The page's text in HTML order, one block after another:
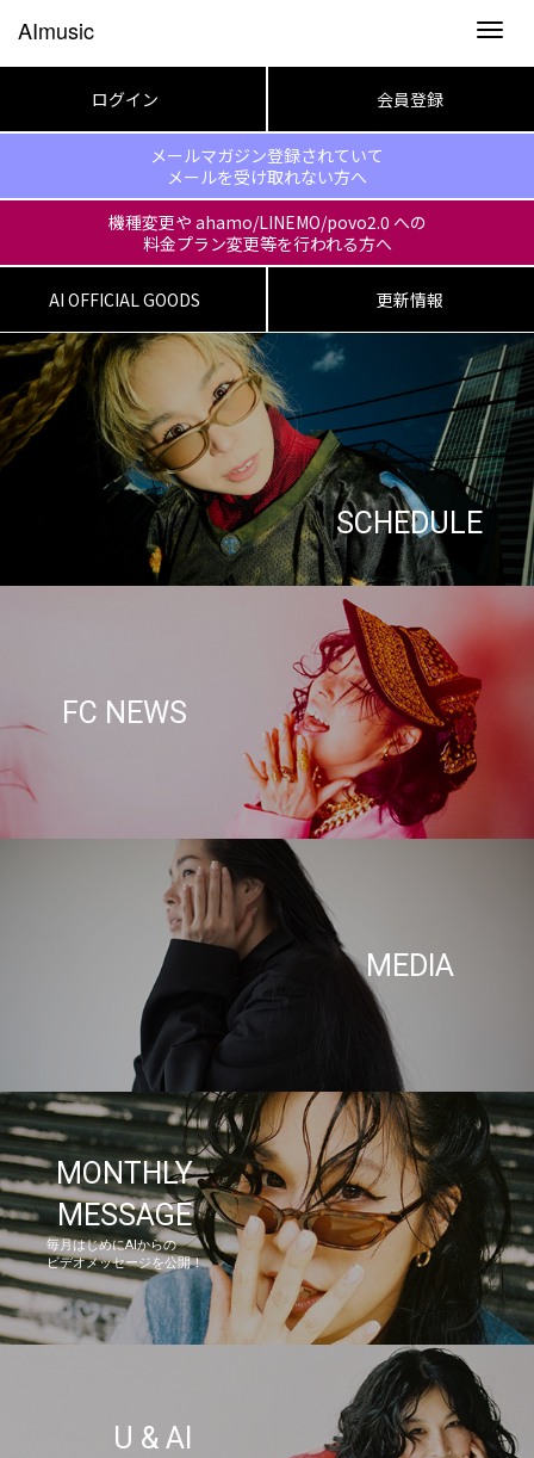
AImusic
ログイン
会員登録
メールマガジン登録されていて
メールを受け取れない方へ
機種変更や ahamo/LINEMO/povo2.0 への
料金プラン変更等を行われる方へ
AI OFFICIAL GOODS 更新情報
SCHEDULE
FC NEWS
MEDIA
MONTHLY
MESSAGE
毎月はじめにAIからの
ビデオメッセージを公開！
U & AI